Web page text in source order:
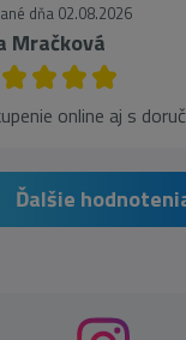
dňa 02.08.2026
Mračková
online aj s
Ďalšie